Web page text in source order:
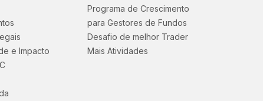
e Impacto
Programa de Crescimento
para Gestores de Fundos
Desafio de melhor Trader
Mais Atividades